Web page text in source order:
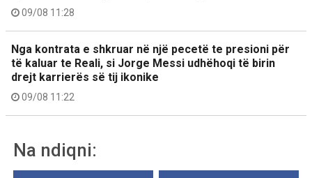
09/08 11:28
Nga kontrata e shkruar në një pecetë te presioni për
të kaluar te Reali, si Jorge Messi udhëhoqi të birin
drejt karrierës së tij ikonike
09/08 11:22
Na ndiqni: